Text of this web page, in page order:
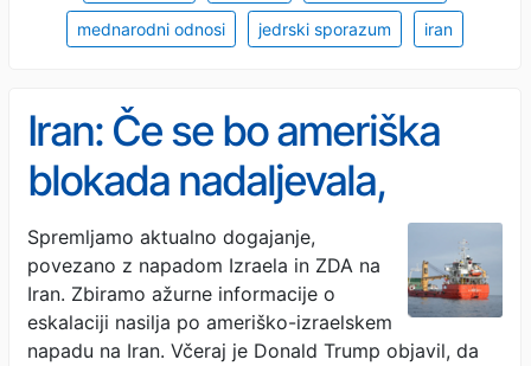
mednarodni odnosi jedrski sporazum iran
Iran: Če se bo ameriška
blokada nadaljevala,
Hormuška ožina ne bo
ostala odprta
Spremljamo aktualno dogajanje,
povezano z napadom Izraela in ZDA na
Iran. Zbiramo ažurne informacije o
eskalaciji nasilja po ameriško-izraelskem
napadu na Iran. Včeraj je Donald Trump objavil, da